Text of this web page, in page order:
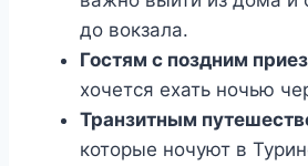
до вокзала.
Гостям с поздним
хочется ехать ночью
Транзитным
которые ночуют в